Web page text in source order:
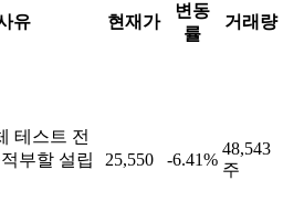
유 현재가
변동
률
거래량
테스트 전
부할 설립
25,550 -6.41%
48,543
주